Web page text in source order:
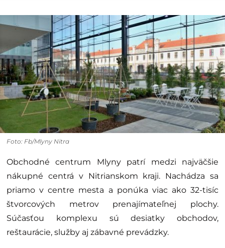
Foto: Fb/Mlyny Nitra
Obchodné centrum Mlyny patrí medzi najväčšie
nákupné centrá v Nitrianskom kraji. Nachádza sa
priamo v centre mesta a ponúka viac ako 32-tisíc
štvorcových metrov prenajímateľnej plochy.
Súčasťou komplexu sú desiatky obchodov,
reštaurácie, služby aj zábavné prevádzky.